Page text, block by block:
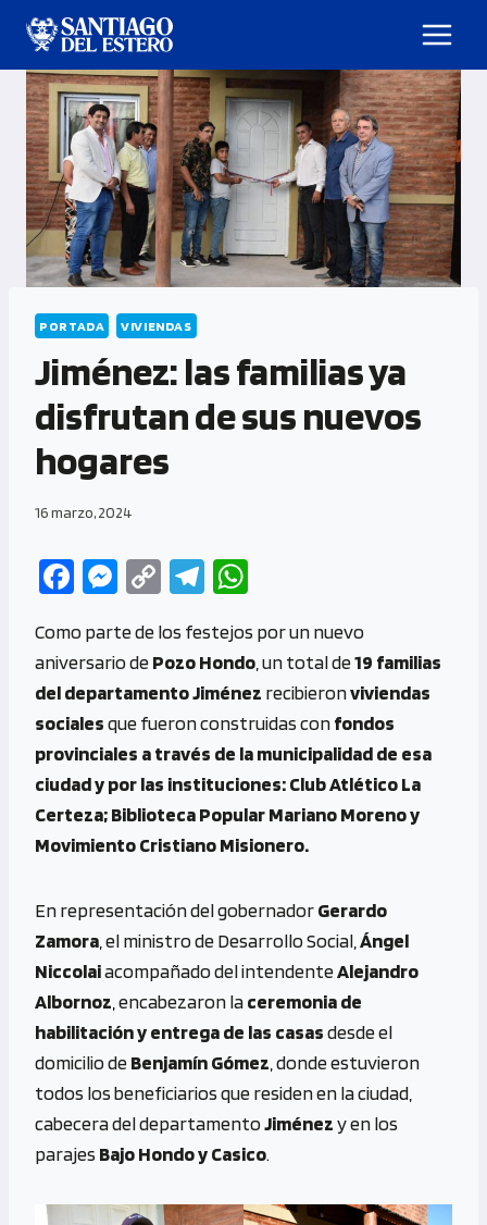
PORTADA VIVIENDAS
Jiménez: las familias ya
disfrutan de sus nuevos
hogares
16 marzo, 2024
Fa
b
o
o
k
M
se
n
g
er
C
py
Li
n
k
Te
gr
a
m
at
s
A
p
p
Como parte de los festejos por un nuevo
aniversario dePozo Hondo , un total de19 familias
del departamento Jiménez recibieronviviendas
socialesque fueron construidas confondos
provinciales a través de la municipalidad de esa
ciudad y por las instituciones: Club Atlético La
Certeza; Biblioteca Popular Mariano Moreno y
Movimiento Cristiano Misionero.
En representación del gobernadorGerardo
Zamora , el ministro de Desarrollo Social, Ángel
Niccolaiacompañado del intendenteAlejandro
Albornoz , encabezaron laceremonia de
habilitación y entrega de las casasdesde el
domicilio deBenjamín Gómez , donde estuvieron
todos los beneficiarios que residen en la ciudad,
cabecera del departamentoJiménezy en los
parajes Bajo Hondo y Casico.